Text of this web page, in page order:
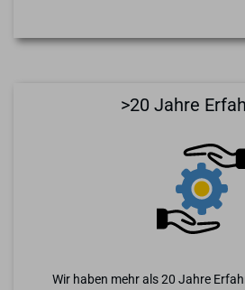
>20 Jahre
Wir haben mehr als 20 Jahre